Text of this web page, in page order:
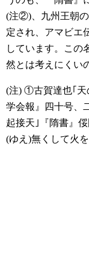
(注②)、九州王朝
定され、アマビエ
しています。この
然とは考えにくい
(注) ①古賀達也｢天
学会報』四十号、
起接天｣『隋書』
(ゆえ)無くして火